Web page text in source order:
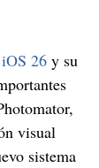
26y su
visual
sistema